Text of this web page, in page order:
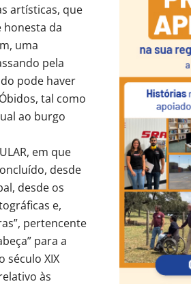
artísticas, que
da
uma
pela
pode haver
tal como
ao burgo
em que
desde
desde os
e,
pertencente
para a
século XIX
às